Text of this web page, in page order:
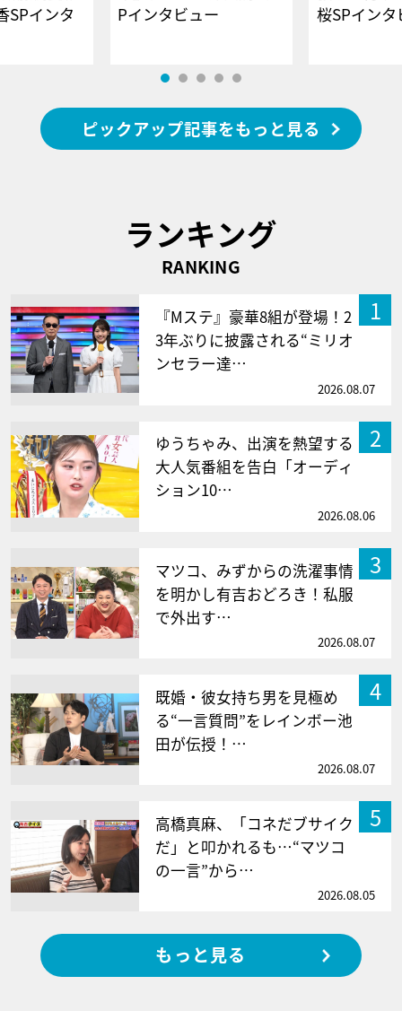
SPインタ
Pインタビュー
桜SPイ
ピックアップ記事をもっと見る
ランキング
RANKING
1
『Mステ』豪華8組が登場！2
3年ぶりに披露される“ミリオ
ンセラー達…
2026.08.07
2
ゆうちゃみ、出演を熱望する
大人気番組を告白「オーディ
ション10…
2026.08.06
3
マツコ、みずからの洗濯事情
を明かし有吉おどろき！私服
で外出す…
2026.08.07
4
既婚・彼女持ち男を見極め
る“一言質問”をレインボー池
田が伝授！…
2026.08.07
5
高橋真麻、「コネだブサイク
だ」と叩かれるも…“マツコ
の一言”から…
2026.08.05
もっと見る